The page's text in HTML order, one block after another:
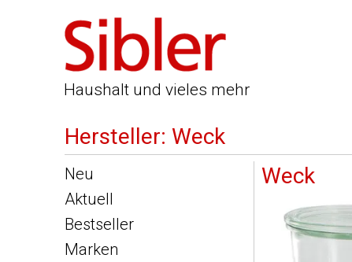
Haushalt und vieles mehr
Hersteller: Weck
Neu
Aktuell
Bestseller
Marken
Weck